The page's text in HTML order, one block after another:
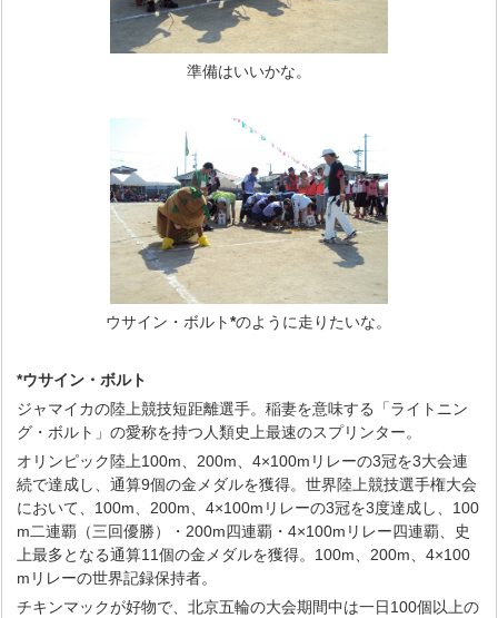
準備はいいかな。
ウサイン・ボルト*のように走りたいな。
*ウサイン・ボルト
ジャマイカの陸上競技短距離選手。稲妻を意味する「ライトニン
グ・ボルト」の愛称を持つ人類史上最速のスプリンター。
オリンピック陸上100m、200m、4×100mリレーの3冠を3大会連
続で達成し、通算9個の金メダルを獲得。世界陸上競技選手権大会
において、100m、200m、4×100mリレーの3冠を3度達成し、100
m二連覇（三回優勝）・200m四連覇・4×100mリレー四連覇、史
上最多となる通算11個の金メダルを獲得。100m、200m、4×100
mリレーの世界記録保持者。
チキンマックが好物で、北京五輪の大会期間中は一日100個以上の